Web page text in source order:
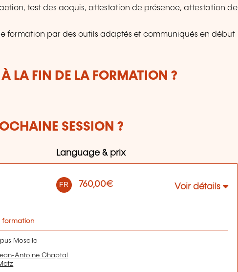
test des acquis, attestation de présence, attestation de
formation par des outils adaptés et communiqués en début
LA FIN DE LA FORMATION ?
SESSION ?
Language & prix
FR 760,00€ Voir détails
formation
Moselle
Antoine Chaptal